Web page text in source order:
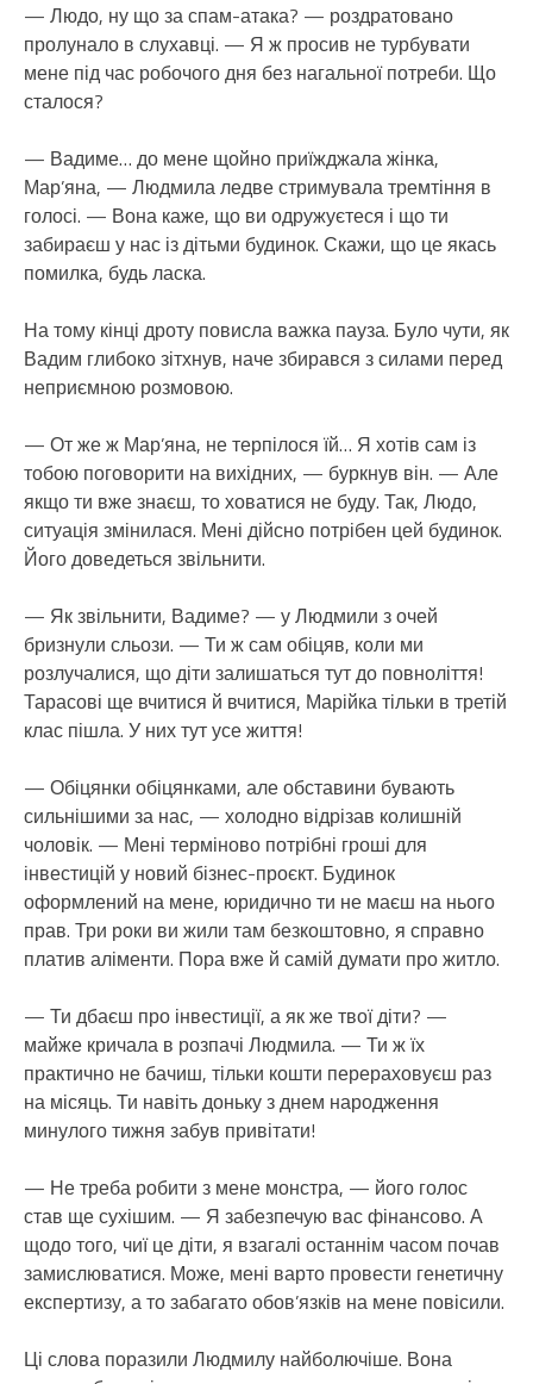
— Людо, ну що за спам-атака? — роздратовано
пролунало в слухавці. — Я ж просив не турбувати
мене під час робочого дня без нагальної потреби. Що
сталося?
— Вадиме… до мене щойно приїжджала жінка,
Мар’яна, — Людмила ледве стримувала тремтіння в
голосі. — Вона каже, що ви одружуєтеся і що ти
забираєш у нас із дітьми будинок. Скажи, що це якась
помилка, будь ласка.
На тому кінці дроту повисла важка пауза. Було чути, як
Вадим глибоко зітхнув, наче збирався з силами перед
неприємною розмовою.
— От же ж Мар’яна, не терпілося їй… Я хотів сам із
тобою поговорити на вихідних, — буркнув він. — Але
якщо ти вже знаєш, то ховатися не буду. Так, Людо,
ситуація змінилася. Мені дійсно потрібен цей будинок.
Його доведеться звільнити.
— Як звільнити, Вадиме? — у Людмили з очей
бризнули сльози. — Ти ж сам обіцяв, коли ми
розлучалися, що діти залишаться тут до повноліття!
Тарасові ще вчитися й вчитися, Марійка тільки в третій
клас пішла. У них тут усе життя!
— Обіцянки обіцянками, але обставини бувають
сильнішими за нас, — холодно відрізав колишній
чоловік. — Мені терміново потрібні гроші для
інвестицій у новий бізнес-проєкт. Будинок
оформлений на мене, юридично ти не маєш на нього
прав. Три роки ви жили там безкоштовно, я справно
платив аліменти. Пора вже й самій думати про житло.
— Ти дбаєш про інвестиції, а як же твої діти? —
майже кричала в розпачі Людмила. — Ти ж їх
практично не бачиш, тільки кошти перераховуєш раз
на місяць. Ти навіть доньку з днем народження
минулого тижня забув привітати!
— Не треба робити з мене монстра, — його голос
став ще сухішим. — Я забезпечую вас фінансово. А
щодо того, чиї це діти, я взагалі останнім часом почав
замислюватися. Може, мені варто провести генетичну
експертизу, а то забагато обов’язків на мене повісили.
Ці слова поразили Людмилу найболючіше. Вона